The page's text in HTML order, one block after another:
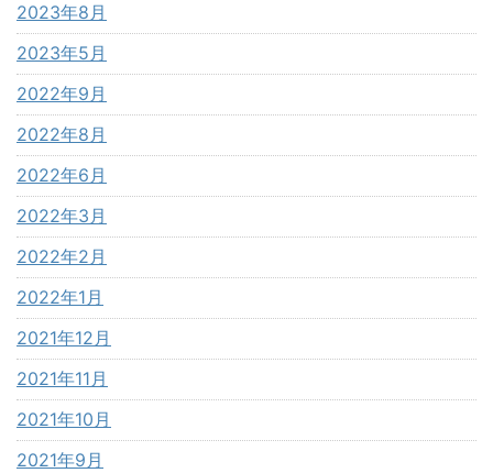
2023年8月
2023年5月
2022年9月
2022年8月
2022年6月
2022年3月
2022年2月
2022年1月
2021年12月
2021年11月
2021年10月
2021年9月